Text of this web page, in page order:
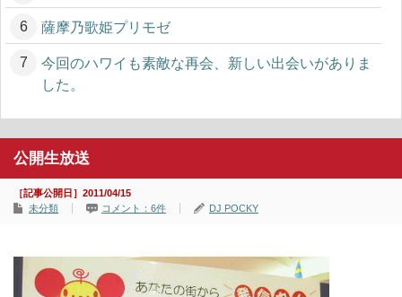
薩摩乃歌姫プリモゼ
今回のハワイも素敵な再会、新しい出会いがありま
した。
公開生放送
［記事公開日］2011/04/15
未分類
コメント：6件 DJ POCKY